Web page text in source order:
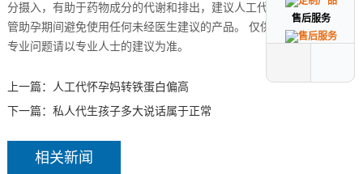
分摄入，有助于药物成分的代谢和排出，建议人工代怀孕妈在专业试
管助孕期间避免使用任何未经医生建议的产品。 仅供参考,涉及医疗等
专业问题请以专业人士的建议为准。
上一篇：
人工代怀孕妈转铁蛋白偏高
下一篇： 私人代生孩子多大说话属于正常
相关新闻
售后服务
售后服务